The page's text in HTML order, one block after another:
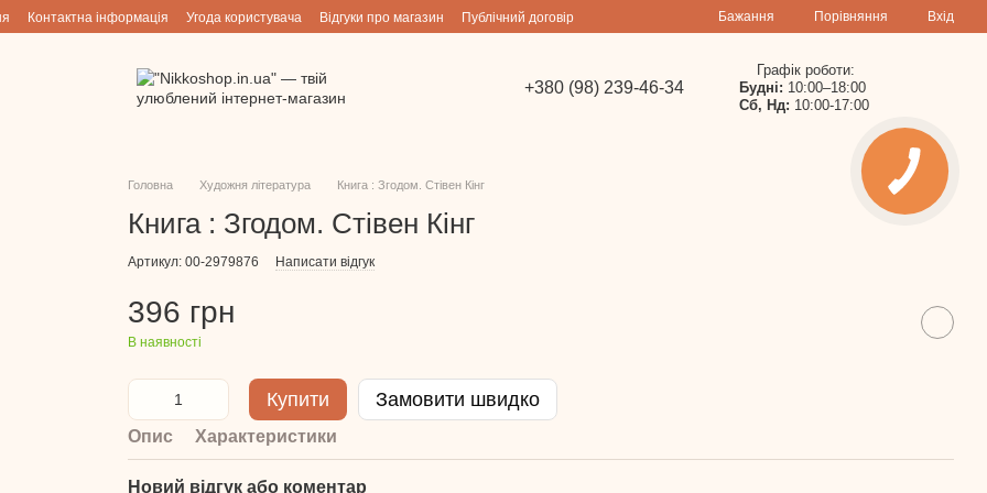
Контактна інформація Угода користувача Відгуки про магазин Публічний договір Бажання Порівняння Вхід
+380 (98) 239-46-34
Графік роботи:
Будні: 10:00–18:00
Сб, Нд: 10:00-17:00
Головна Художня література Книга : Згодом. Стівен Кінг
Книга : Згодом. Стівен Кінг
Артикул: 00-2979876 Написати відгук
396 грн
В наявності
Купити Замовити швидко
Опис Характеристики
Новий відгук або коментар